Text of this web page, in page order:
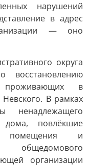
нарушений
в адрес
— оно
округа
в
В рамках
ненадлежащего
повлёкшие
помещения и
общедомового
организации